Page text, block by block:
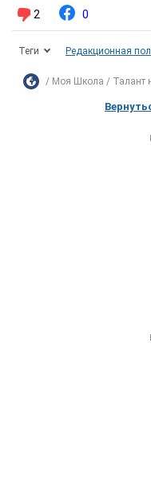
2 0
Теги Редакционная
Моя Школа Талант